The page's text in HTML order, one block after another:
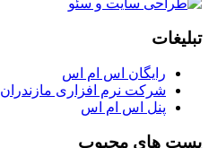
تبلیغات
رایگان اس ام اس
شرکت نرم افزاری مازندران
پنل اس ام اس
پست های محبوب